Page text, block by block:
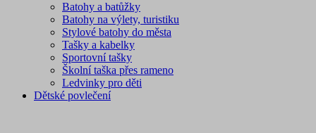
Batohy a batůžky
Batohy na výlety, turistiku
Stylové batohy do města
Tašky a kabelky
Sportovní tašky
Školní taška přes rameno
Ledvinky pro děti
Dětské povlečení